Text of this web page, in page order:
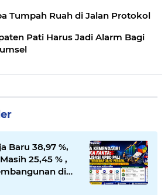
Tumpah Ruah di Jalan Protokol
Pati Harus Jadi Alarm Bagi
Baru 38,97 %,
25,45 % ,
di